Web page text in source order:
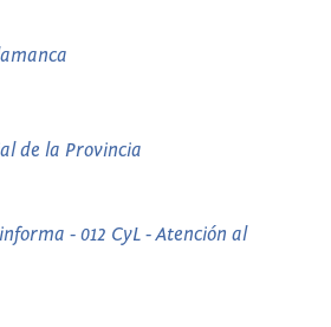
de la Provincia
- 012 CyL - Atención al